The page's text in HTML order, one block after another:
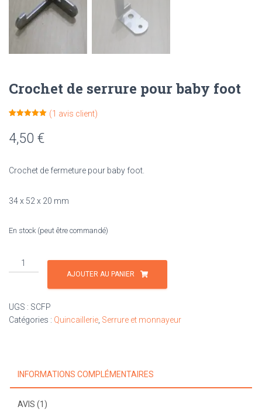
Crochet de serrure pour baby foot
basé sur
notation
(1 avis client)
4,50 €
Crochet de fermeture pour baby foot.
34 x 52 x 20 mm
En stock (peut être commandé)
quantité
de
serrure
pour
AJOUTER AU PANIER
UGS : SCFP
Catégories : Quincaillerie Serrure et monnayeur
INFORMATIONS COMPLÉMENTAIRES
AVIS (1)